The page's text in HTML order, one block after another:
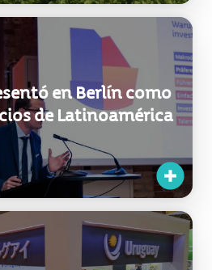
en Berlín como
de Latinoamérica